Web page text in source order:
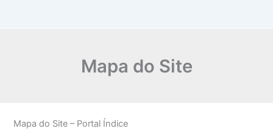
Mapa do Site
Mapa do Site – Portal Índice